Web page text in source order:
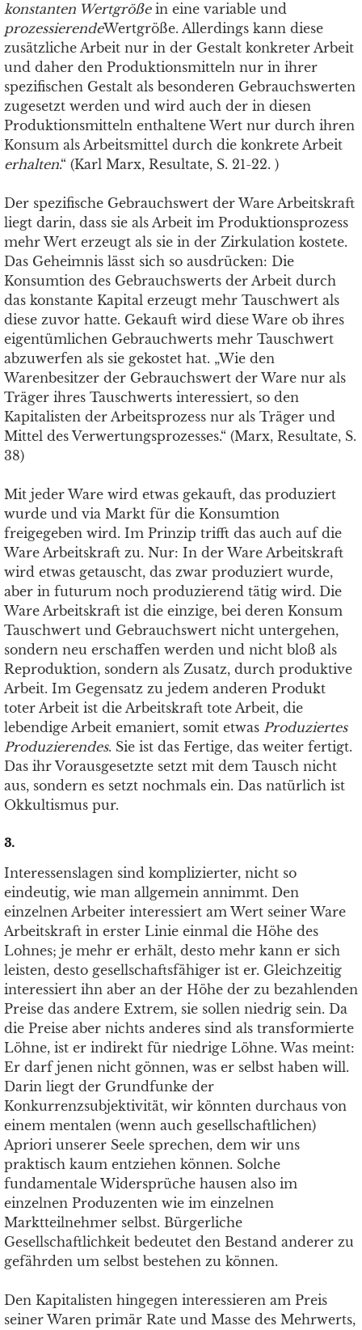
konstanten Wertgröße in eine variable und
prozessierendeWertgröße. Allerdings kann diese
zusätzliche Arbeit nur in der Gestalt konkreter Arbeit
und daher den Produktionsmitteln nur in ihrer
spezifischen Gestalt als besonderen Gebrauchswerten
zugesetzt werden und wird auch der in diesen
Produktionsmitteln enthaltene Wert nur durch ihren
Konsum als Arbeitsmittel durch die konkrete Arbeit
erhalten.“ (Karl Marx, Resultate, S. 21-22. )
Der spezifische Gebrauchswert der Ware Arbeitskraft
liegt darin, dass sie als Arbeit im Produktionsprozess
mehr Wert erzeugt als sie in der Zirkulation kostete.
Das Geheimnis lässt sich so ausdrücken: Die
Konsumtion des Gebrauchswerts der Arbeit durch
das konstante Kapital erzeugt mehr Tauschwert als
diese zuvor hatte. Gekauft wird diese Ware ob ihres
eigentümlichen Gebrauchwerts mehr Tauschwert
abzuwerfen als sie gekostet hat. „Wie den
Warenbesitzer der Gebrauchswert der Ware nur als
Träger ihres Tauschwerts interessiert, so den
Kapitalisten der Arbeitsprozess nur als Träger und
Mittel des Verwertungsprozesses.“ (Marx, Resultate, S.
38)
Mit jeder Ware wird etwas gekauft, das produziert
wurde und via Markt für die Konsumtion
freigegeben wird. Im Prinzip trifft das auch auf die
Ware Arbeitskraft zu. Nur: In der Ware Arbeitskraft
wird etwas getauscht, das zwar produziert wurde,
aber in futurum noch produzierend tätig wird. Die
Ware Arbeitskraft ist die einzige, bei deren Konsum
Tauschwert und Gebrauchswert nicht untergehen,
sondern neu erschaffen werden und nicht bloß als
Reproduktion, sondern als Zusatz, durch produktive
Arbeit. Im Gegensatz zu jedem anderen Produkt
toter Arbeit ist die Arbeitskraft tote Arbeit, die
lebendige Arbeit emaniert, somit etwas Produziertes
Produzierendes. Sie ist das Fertige, das weiter fertigt.
Das ihr Vorausgesetzte setzt mit dem Tausch nicht
aus, sondern es setzt nochmals ein. Das natürlich ist
Okkultismus pur.
3.
Interessenslagen sind komplizierter, nicht so
eindeutig, wie man allgemein annimmt. Den
einzelnen Arbeiter interessiert am Wert seiner Ware
Arbeitskraft in erster Linie einmal die Höhe des
Lohnes; je mehr er erhält, desto mehr kann er sich
leisten, desto gesellschaftsfähiger ist er. Gleichzeitig
interessiert ihn aber an der Höhe der zu bezahlenden
Preise das andere Extrem, sie sollen niedrig sein. Da
die Preise aber nichts anderes sind als transformierte
Löhne, ist er indirekt für niedrige Löhne. Was meint:
Er darf jenen nicht gönnen, was er selbst haben will.
Darin liegt der Grundfunke der
Konkurrenzsubjektivität, wir könnten durchaus von
einem mentalen (wenn auch gesellschaftlichen)
Apriori unserer Seele sprechen, dem wir uns
praktisch kaum entziehen können. Solche
fundamentale Widersprüche hausen also im
einzelnen Produzenten wie im einzelnen
Marktteilnehmer selbst. Bürgerliche
Gesellschaftlichkeit bedeutet den Bestand anderer zu
gefährden um selbst bestehen zu können.
Den Kapitalisten hingegen interessieren am Preis
seiner Waren primär Rate und Masse des Mehrwerts,